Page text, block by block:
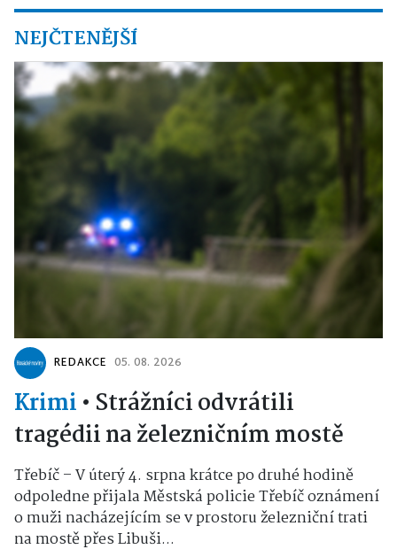
NEJČTENĚJŠÍ
REDAKCE 05. 08. 2026
Krimi • Strážníci odvrátili
tragédii na železničním mostě
Třebíč – V úterý 4. srpna krátce po druhé hodině
odpoledne přijala Městská policie Třebíč oznámení
o muži nacházejícím se v prostoru železniční trati
na mostě přes Libuši...